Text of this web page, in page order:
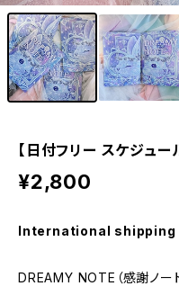
【日付フリー スケジュ
¥2,800
International shipping
DREAMY NOTE（感謝ノート